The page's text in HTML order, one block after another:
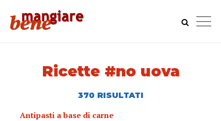
Ricette #no uova
370 RISULTATI
Antipasti a base di carne